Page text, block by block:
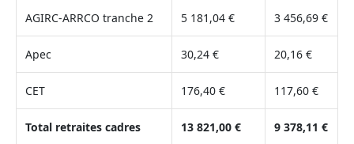
AGIRC-ARRCO tranche 2 5 181,04 € 3 456,69 €
Apec 30,24 € 20,16 €
CET 176,40 € 117,60 €
Total retraites cadres 13 821,00 € 9 378,11 €